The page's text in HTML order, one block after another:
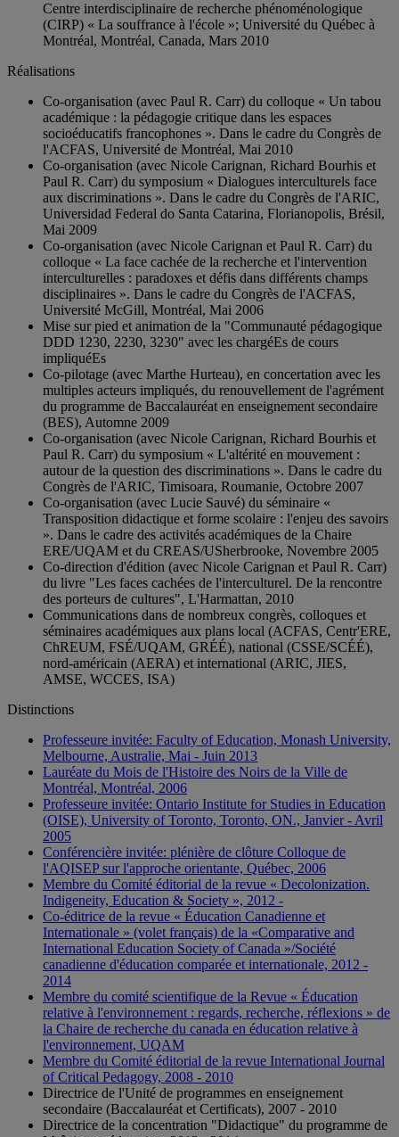
Centre interdisciplinaire de recherche phénoménologique
(CIRP) « La souffrance à l'école »; Université du Québec à
Montréal, Montréal, Canada, Mars 2010
Réalisations
Co-organisation (avec Paul R. Carr) du colloque « Un tabou
académique : la pédagogie critique dans les espaces
socioéducatifs francophones ». Dans le cadre du Congrès de
l'ACFAS, Université de Montréal, Mai 2010
Co-organisation (avec Nicole Carignan, Richard Bourhis et
Paul R. Carr) du symposium « Dialogues interculturels face
aux discriminations ». Dans le cadre du Congrès de l'ARIC,
Universidad Federal do Santa Catarina, Florianopolis, Brésil,
Mai 2009
Co-organisation (avec Nicole Carignan et Paul R. Carr) du
colloque « La face cachée de la recherche et l'intervention
interculturelles : paradoxes et défis dans différents champs
disciplinaires ». Dans le cadre du Congrès de l'ACFAS,
Université McGill, Montréal, Mai 2006
Mise sur pied et animation de la "Communauté pédagogique
DDD 1230, 2230, 3230" avec les chargéEs de cours
impliquéEs
Co-pilotage (avec Marthe Hurteau), en concertation avec les
multiples acteurs impliqués, du renouvellement de l'agrément
du programme de Baccalauréat en enseignement secondaire
(BES), Automne 2009
Co-organisation (avec Nicole Carignan, Richard Bourhis et
Paul R. Carr) du symposium « L'altérité en mouvement :
autour de la question des discriminations ». Dans le cadre du
Congrès de l'ARIC, Timisoara, Roumanie, Octobre 2007
Co-organisation (avec Lucie Sauvé) du séminaire «
Transposition didactique et forme scolaire : l'enjeu des savoirs
». Dans le cadre des activités académiques de la Chaire
ERE/UQAM et du CREAS/USherbrooke, Novembre 2005
Co-direction d'édition (avec Nicole Carignan et Paul R. Carr)
du livre "Les faces cachées de l'interculturel. De la rencontre
des porteurs de cultures", L'Harmattan, 2010
Communications dans de nombreux congrès, colloques et
séminaires académiques aux plans local (ACFAS, Centr'ERE,
ChREUM, FSÉ/UQAM, GRÉÉ), national (CSSE/SCÉÉ),
nord-américain (AERA) et international (ARIC, JIES,
AMSE, WCCES, ISA)
Distinctions
Professeure invitée: Faculty of Education, Monash University,
Melbourne, Australie, Mai - Juin 2013
Lauréate du Mois de l'Histoire des Noirs de la Ville de
Montréal, Montréal, 2006
Professeure invitée: Ontario Institute for Studies in Education
(OISE), University of Toronto, Toronto, ON., Janvier - Avril
2005
Conférencière invitée: plénière de clôture Colloque de
l'AQISEP sur l'approche orientante, Québec, 2006
Membre du Comité éditorial de la revue « Decolonization.
Indigeneity, Education & Society », 2012 -
Co-éditrice de la revue « Éducation Canadienne et
Internationale » (volet français) de la «Comparative and
International Education Society of Canada »/Société
canadienne d'éducation comparée et internationale, 2012 -
2014
Membre du comité scientifique de la Revue « Éducation
relative à l'environnement : regards, recherche, réflexions » de
la Chaire de recherche du canada en éducation relative à
l'environnement, UQAM
Membre du Comité éditorial de la revue International Journal
of Critical Pedagogy, 2008 - 2010
Directrice de l'Unité de programmes en enseignement
secondaire (Baccalauréat et Certificats), 2007 - 2010
Directrice de la concentration "Didactique" du programme de